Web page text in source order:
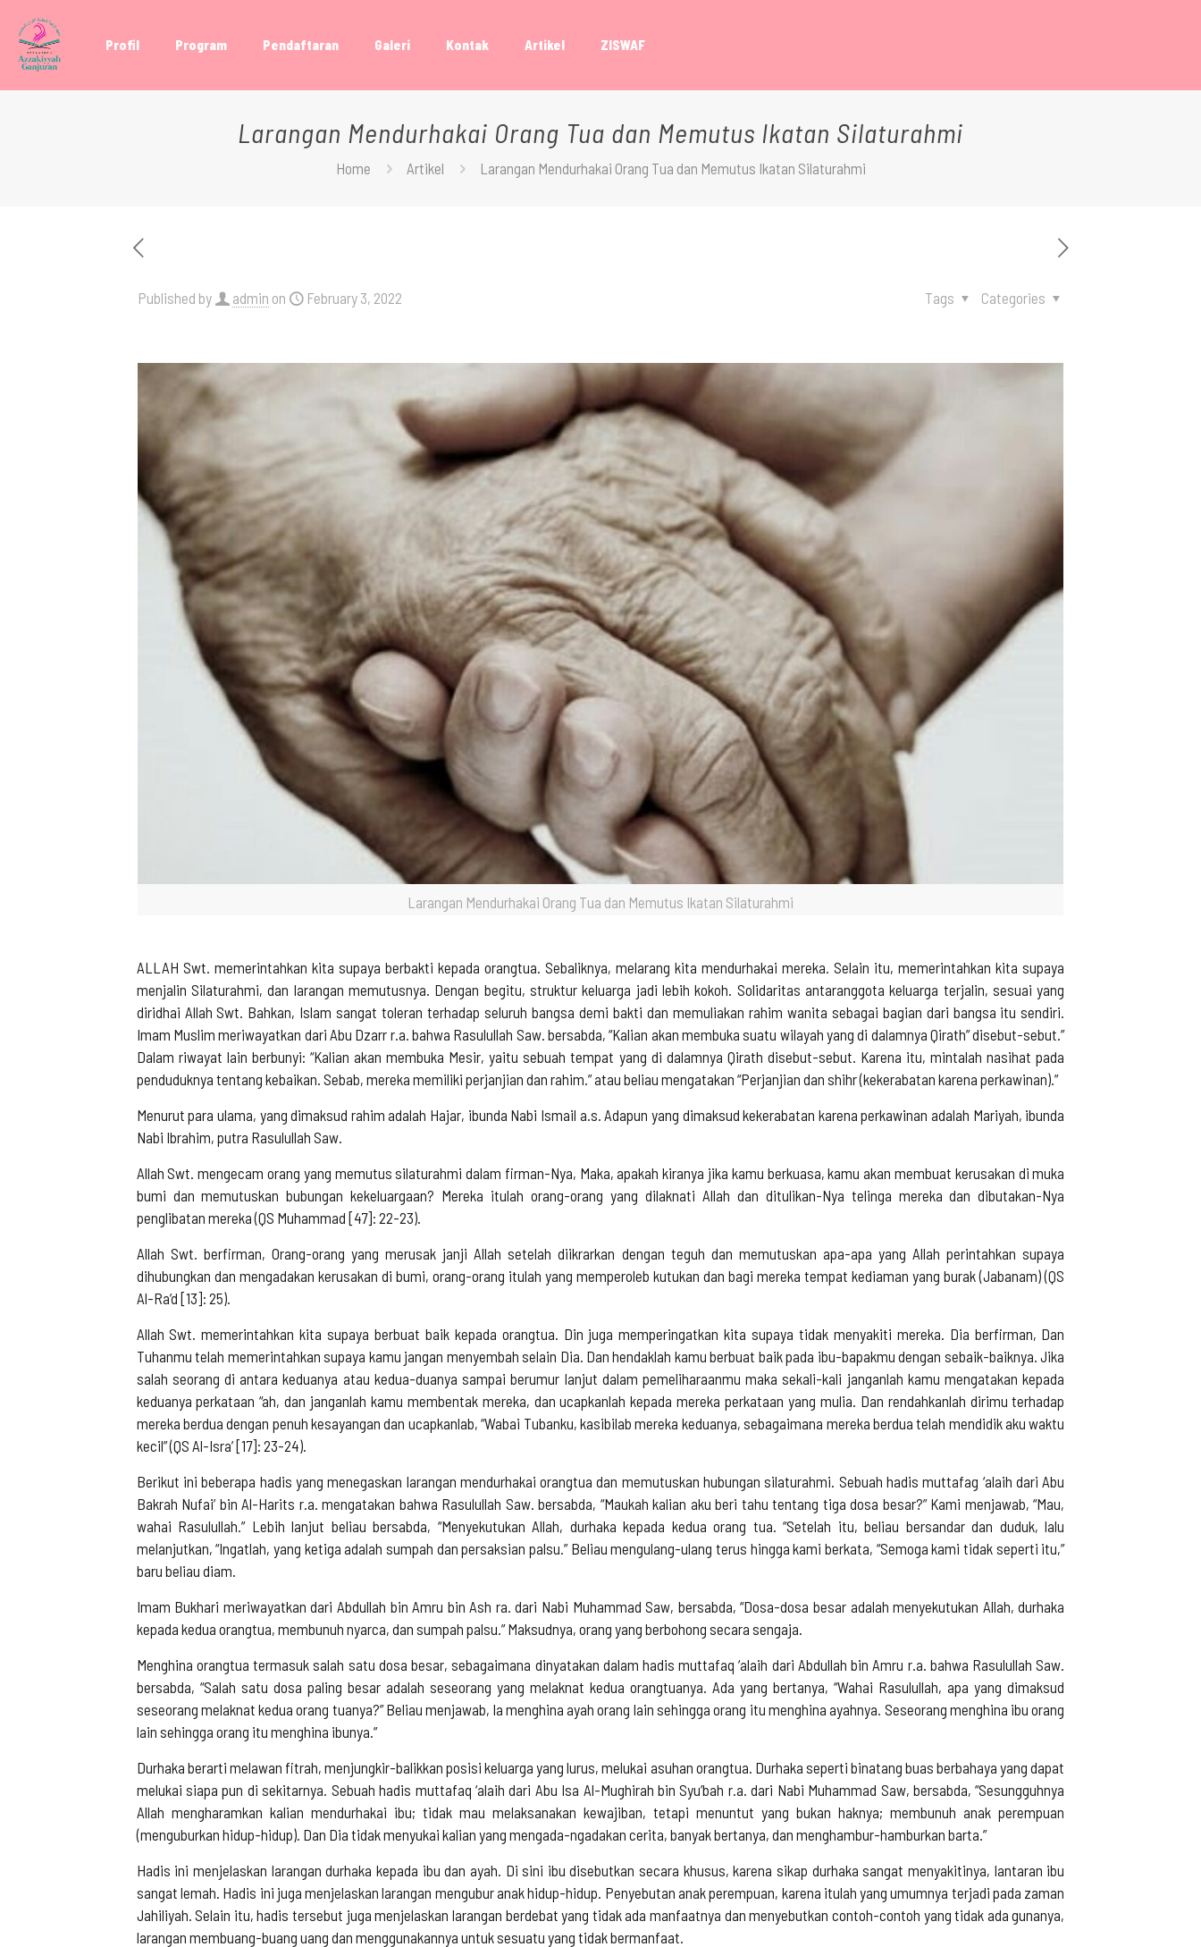
Profil Program Pendaftaran Galeri Kontak Artikel ZISWAF
Larangan Mendurhakai Orang Tua dan Memutus Ikatan Silaturahmi
Home Artikel Larangan Mendurhakai Orang Tua dan Memutus Ikatan Silaturahmi
Published by admin on February 3, 2022 Categories
Tags
Larangan Mendurhakai Orang Tua dan Memutus Ikatan Silaturahmi
ALLAH Swt. memerintahkan kita supaya berbakti kepada orangtua. Sebaliknya, melarang kita mendurhakai mereka. Selain itu, memerintahkan kita supaya
menjalin Silaturahmi, dan larangan memutusnya. Dengan begitu, struktur keluarga jadi lebih kokoh. Solidaritas antaranggota keluarga terjalin, sesuai yang
diridhai Allah Swt. Bahkan, Islam sangat toleran terhadap seluruh bangsa demi bakti dan memuliakan rahim wanita sebagai bagian dari bangsa itu sendiri.
Imam Muslim meriwayatkan dari Abu Dzarr r.a. bahwa Rasulullah Saw. bersabda, “Kalian akan membuka suatu wilayah yang di dalamnya Qirath” disebut-sebut.”
Dalam riwayat lain berbunyi: “Kalian akan membuka Mesir, yaitu sebuah tempat yang di dalamnya Qirath disebut-sebut. Karena itu, mintalah nasihat pada
penduduknya tentang kebaikan. Sebab, mereka memiliki perjanjian dan rahim.” atau beliau mengatakan “Perjanjian dan shihr (kekerabatan karena perkawinan).”
Menurut para ulama, yang dimaksud rahim adalah Hajar, ibunda Nabi Ismail a.s. Adapun yang dimaksud kekerabatan karena perkawinan adalah Mariyah, ibunda
Nabi Ibrahim, putra Rasulullah Saw.
Allah Swt. mengecam orang yang memutus silaturahmi dalam firman-Nya, Maka, apakah kiranya jika kamu berkuasa, kamu akan membuat kerusakan di muka
bumi dan memutuskan bubungan kekeluargaan? Mereka itulah orang-orang yang dilaknati Allah dan ditulikan-Nya telinga mereka dan dibutakan-Nya
penglibatan mereka (QS Muhammad [47]: 22-23).
Allah Swt. berfirman, Orang-orang yang merusak janji Allah setelah diikrarkan dengan teguh dan memutuskan apa-apa yang Allah perintahkan supaya
dihubungkan dan mengadakan kerusakan di bumi, orang-orang itulah yang memperoleb kutukan dan bagi mereka tempat kediaman yang burak (Jabanam) (QS
Al-Ra’d [13]: 25).
Allah Swt. memerintahkan kita supaya berbuat baik kepada orangtua. Din juga memperingatkan kita supaya tidak menyakiti mereka. Dia berfirman, Dan
Tuhanmu telah memerintahkan supaya kamu jangan menyembah selain Dia. Dan hendaklah kamu berbuat baik pada ibu-bapakmu dengan sebaik-baiknya. Jika
salah seorang di antara keduanya atau kedua-duanya sampai berumur lanjut dalam pemeliharaanmu maka sekali-kali janganlah kamu mengatakan kepada
keduanya perkataan “ah, dan janganlah kamu membentak mereka, dan ucapkanlah kepada mereka perkataan yang mulia. Dan rendahkanlah dirimu terhadap
mereka berdua dengan penuh kesayangan dan ucapkanlab, “Wabai Tubanku, kasibilab mereka keduanya, sebagaimana mereka berdua telah mendidik aku waktu
kecil” (QS Al-Isra’ [17]: 23-24).
Berikut ini beberapa hadis yang menegaskan larangan mendurhakai orangtua dan memutuskan hubungan silaturahmi. Sebuah hadis muttafag ‘alaih dari Abu
Bakrah Nufai’ bin Al-Harits r.a. mengatakan bahwa Rasulullah Saw. bersabda, “Maukah kalian aku beri tahu tentang tiga dosa besar?” Kami menjawab, “Mau,
wahai Rasulullah.” Lebih lanjut beliau bersabda, “Menyekutukan Allah, durhaka kepada kedua orang tua. “Setelah itu, beliau bersandar dan duduk, lalu
melanjutkan, “Ingatlah, yang ketiga adalah sumpah dan persaksian palsu.” Beliau mengulang-ulang terus hingga kami berkata, “Semoga kami tidak seperti itu,”
baru beliau diam.
Imam Bukhari meriwayatkan dari Abdullah bin Amru bin Ash ra. dari Nabi Muhammad Saw, bersabda, “Dosa-dosa besar adalah menyekutukan Allah, durhaka
kepada kedua orangtua, membunuh nyarca, dan sumpah palsu.” Maksudnya, orang yang berbohong secara sengaja.
Menghina orangtua termasuk salah satu dosa besar, sebagaimana dinyatakan dalam hadis muttafaq ‘alaih dari Abdullah bin Amru r.a. bahwa Rasulullah Saw.
bersabda, “Salah satu dosa paling besar adalah seseorang yang melaknat kedua orangtuanya. Ada yang bertanya, “Wahai Rasulullah, apa yang dimaksud
seseorang melaknat kedua orang tuanya?” Beliau menjawab, la menghina ayah orang lain sehingga orang itu menghina ayahnya. Seseorang menghina ibu orang
lain sehingga orang itu menghina ibunya.”
Durhaka berarti melawan fitrah, menjungkir-balikkan posisi keluarga yang lurus, melukai asuhan orangtua. Durhaka seperti binatang buas berbahaya yang dapat
melukai siapa pun di sekitarnya. Sebuah hadis muttafaq ‘alaih dari Abu Isa Al-Mughirah bin Syu’bah r.a. dari Nabi Muhammad Saw, bersabda, “Sesungguhnya
Allah mengharamkan kalian mendurhakai ibu; tidak mau melaksanakan kewajiban, tetapi menuntut yang bukan haknya; membunuh anak perempuan
(menguburkan hidup-hidup). Dan Dia tidak menyukai kalian yang mengada-ngadakan cerita, banyak bertanya, dan menghambur-hamburkan barta.”
Hadis ini menjelaskan larangan durhaka kepada ibu dan ayah. Di sini ibu disebutkan secara khusus, karena sikap durhaka sangat menyakitinya, lantaran ibu
sangat lemah. Hadis ini juga menjelaskan larangan mengubur anak hidup-hidup. Penyebutan anak perempuan, karena itulah yang umumnya terjadi pada zaman
Jahiliyah. Selain itu, hadis tersebut juga menjelaskan larangan berdebat yang tidak ada manfaatnya dan menyebutkan contoh-contoh yang tidak ada gunanya,
larangan membuang-buang uang dan menggunakannya untuk sesuatu yang tidak bermanfaat.